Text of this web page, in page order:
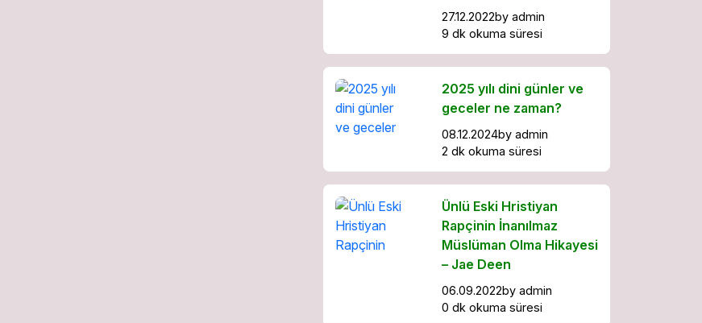
27.12.2022by admin
9 dk okuma süresi
2025 yılı dini günler ve
geceler ne zaman?
08.12.2024by admin
2 dk okuma süresi
Ünlü Eski Hristiyan
Rapçinin İnanılmaz
Müslüman Olma Hikayesi
– Jae Deen
06.09.2022by admin
0 dk okuma süresi